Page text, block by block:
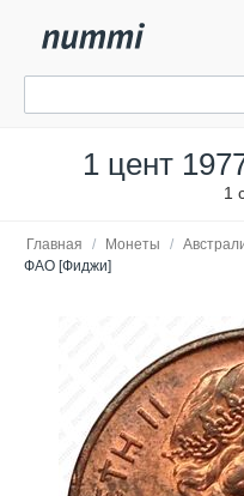
1 цент
1
Главная / Монеты /
ФАО [Фиджи]